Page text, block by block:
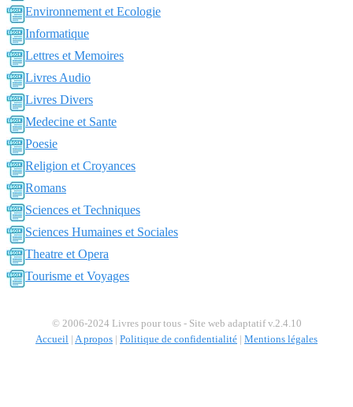
Environnement et Ecologie
Informatique
Lettres et Memoires
Livres Audio
Livres Divers
Medecine et Sante
Poesie
Religion et Croyances
Romans
Sciences et Techniques
Sciences Humaines et Sociales
Theatre et Opera
Tourisme et Voyages
© 2006-2024 Livres pour tous - Site web adaptatif v.2.4.10
Accueil A propos Politique de confidentialité Mentions légales